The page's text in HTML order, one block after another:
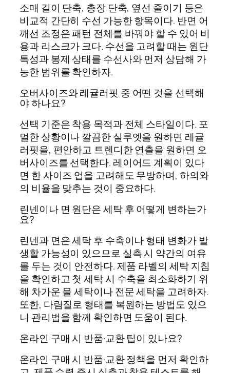
소매 길이 단축, 총장 단축, 옆선 줄이기 등은
비교적 간단히 수선 가능한 항목이다. 반면 어
깨선 조정은 패턴 전체를 바꿔야 할 수 있어 비
용과 리스크가 크다. 수선을 고려할 때는 원단
특성과 봉제 상태를 수선사와 먼저 상담해 가
능한 범위를 확인하자.
오버사이즈와 레귤러핏 중 어떤 것을 선택해
야 하나요?
선택 기준은 착용 목적과 전체 스타일이다. 포
멀한 상황이나 깔끔한 실루엣을 원하면 레귤
러핏을, 편안하고 트렌디한 연출을 원하면 오
버사이즈를 선택한다. 레이어드 계획이 있다
면 한 사이즈 업을 고려해도 무방하며, 하의와
의 비율을 맞추는 것이 중요하다.
린넨이나 면 원단은 세탁 후 어떻게 변하는가
요?
린넨과 면은 세탁 후 수축이나 형태 변화가 발
생할 가능성이 있으므로 실측 시 약간의 여유
를 두는 것이 안전하다. 제품 라벨의 세탁 지침
을 확인하고 첫 세탁 시 수축을 최소화하기 위
해 차가운 물 세탁이나 전문 세탁을 고려하자.
또한, 다림질로 형태를 복원하는 방법도 있으
니 관리법을 함께 확인하면 도움이 된다.
온라인 구매 시 반품·교환 팁이 있나요?
온라인 구매 시 반품·교환 정책을 먼저 확인하